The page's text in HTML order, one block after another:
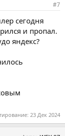
#7
сегодня
и пропал.
яндекс?
23 Дек 2024